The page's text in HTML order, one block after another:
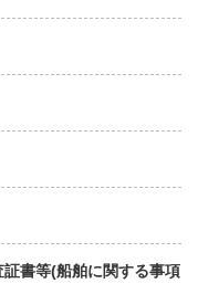
書等(船舶に関する事項